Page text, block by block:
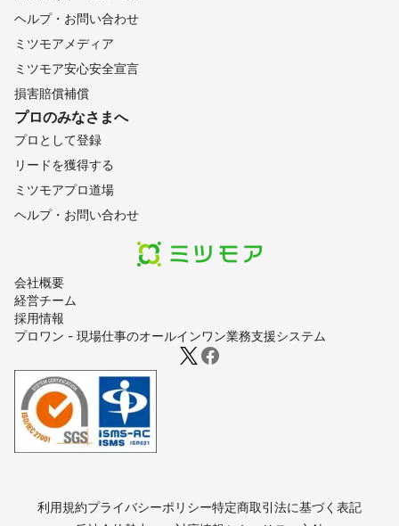
会社概要
経営チーム
採用情報
プロワン - 現場仕事のオールインワン業務支援システム
ヘルプ・お問い合わせ
ミツモアメディア
ミツモア安心安全宣言
損害賠償補償
プロのみなさまへ
プロとして登録
リードを獲得する
ミツモアプロ道場
ヘルプ・お問い合わせ
利用規約プライバシーポリシー特定商取引法に基づく表記